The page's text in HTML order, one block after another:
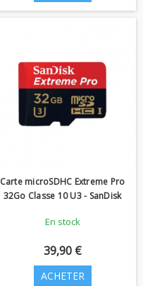
Carte microSDHC Extreme Pro
32Go Classe 10 U3 - SanDisk
En stock
39,90 €
ACHETER